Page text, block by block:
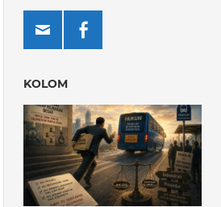
KOLOM